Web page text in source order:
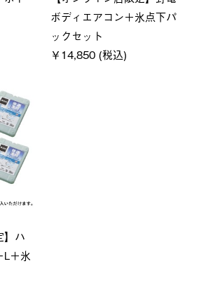
ボディエアコン＋氷点下パ
ックセット
￥14,850 (税込)
】ハ
L＋氷